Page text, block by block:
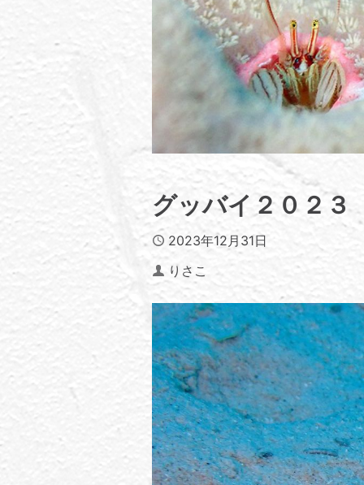
グッバイ２０２３
Published
2023年12月31日
Author
りさこ